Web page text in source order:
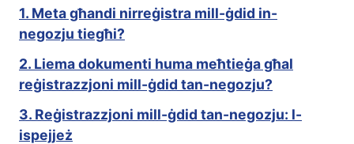
1. Meta għandi nirreġistra mill-ġdid in-
negozju tiegħi?
2. Liema dokumenti huma meħtieġa għal
reġistrazzjoni mill-ġdid tan-negozju?
3. Reġistrazzjoni mill-ġdid tan-negozju: l-
ispejjeż